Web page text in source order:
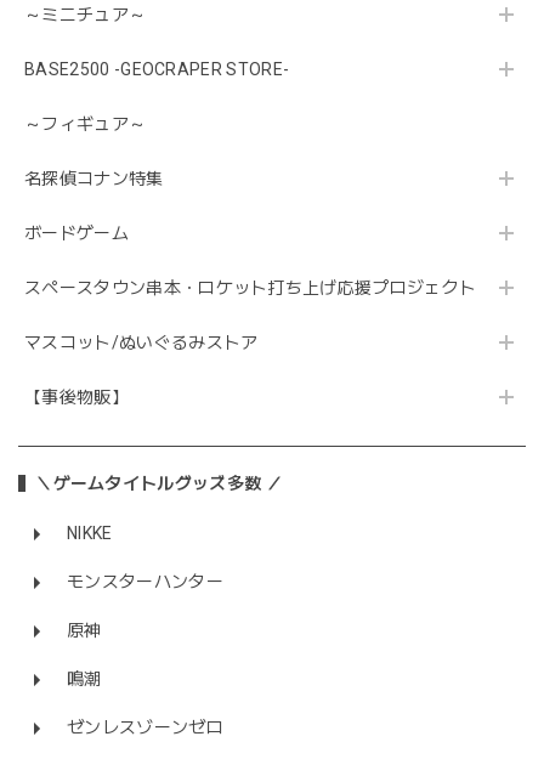
～ミニチュア～
BASE2500 -GEOCRAPER STORE-
～フィギュア～
名探偵コナン特集
ボードゲーム
スペースタウン串本・ロケット打ち上げ応援プロジェクト
マスコット/ぬいぐるみストア
【事後物販】
＼ゲームタイトルグッズ多数 ／
NIKKE
モンスターハンター
原神
鳴潮
ゼンレスゾーンゼロ